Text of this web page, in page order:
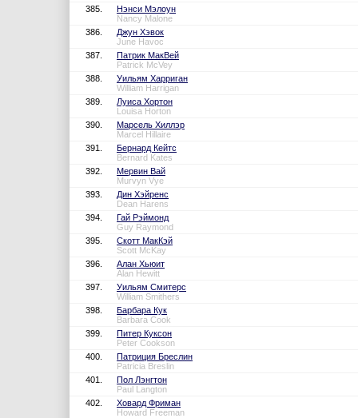
385.
Нэнси Мэлоун
Nancy Malone
386.
Джун Хэвок
June Havoc
387.
Патрик МакВей
Patrick McVey
388.
Уильям Харриган
William Harrigan
389.
Луиса Хортон
Louisa Horton
390.
Марсель Хиллэр
Marcel Hillaire
391.
Бернард Кейтс
Bernard Kates
392.
Мервин Вай
Murvyn Vye
393.
Дин Хэйренс
Dean Harens
394.
Гай Рэймонд
Guy Raymond
395.
Скотт МакКэй
Scott McKay
396.
Алан Хьюит
Alan Hewitt
397.
Уильям Смитерс
William Smithers
398.
Барбара Кук
Barbara Cook
399.
Питер Куксон
Peter Cookson
400.
Патриция Бреслин
Patricia Breslin
401.
Пол Лэнгтон
Paul Langton
402.
Ховард Фриман
Howard Freeman